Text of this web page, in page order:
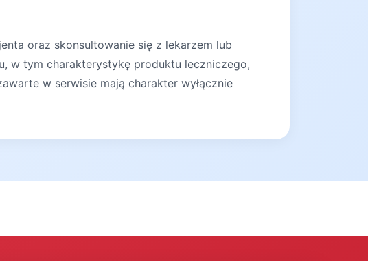
oraz skonsultowanie się z lekarzem lub
w tym charakterystykę produktu leczniczego,
w serwisie mają charakter wyłącznie